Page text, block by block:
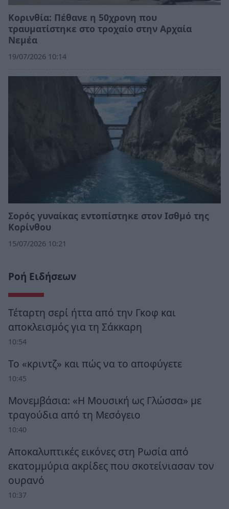
Κορινθία: Πέθανε η 50χρονη που
τραυματίστηκε στο τροχαίο στην Αρχαία
Νεμέα
19/07/2026 10:14
Σορός γυναίκας εντοπίστηκε στον Ισθμό της
Κορίνθου
15/07/2026 10:21
Ροή Ειδήσεων
Τέταρτη σερί ήττα από την Γκοφ και
αποκλεισμός για τη Σάκκαρη
10:54
Το «κριντζ» και πώς να το αποφύγετε
10:45
Μονεμβάσια: «Η Μουσική ως Γλώσσα» με
τραγούδια από τη Μεσόγειο
10:40
Αποκαλυπτικές εικόνες στη Ρωσία από
εκατομμύρια ακρίδες που σκοτείνιασαν τον
ουρανό
10:37